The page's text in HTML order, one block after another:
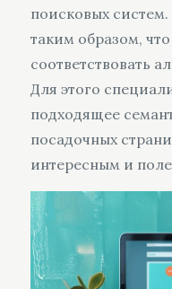
поисковых систем.
таким образом,
соответствовать
Для этого
подходящее
посадочных
интересным и